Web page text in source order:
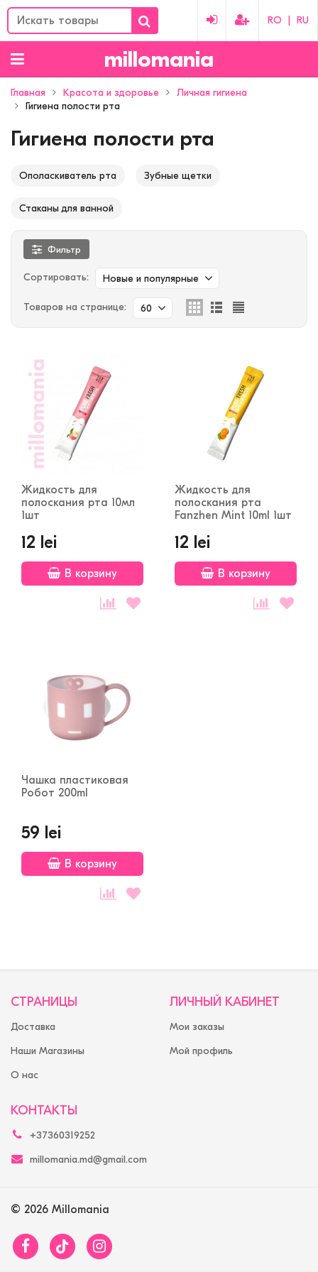
RO RU
millomania
Главная Красота и здоровье
Личная гигиена
Гигиена полости рта
Гигиена полости рта
Ополаскиватель рта Зубные щетки
Стаканы для ванной
Фильтр
Сортировать: Новые и популярные
Товаров на странице: 60
Жидкость для
полоскания рта 10мл
1шт
12 lei
В корзину
Жидкость для
полоскания рта
Fanzhen Mint 10ml 1шт
12 lei
В корзину
Чашка пластиковая
Робот 200ml
59 lei
В корзину
СТРАНИЦЫ
Доставка
Наши Магазины
О нас
ЛИЧНЫЙ КАБИНЕТ
Мои заказы
Мой профиль
КОНТАКТЫ
+37360319252
millomania.md@gmail.com
© 2026 Millomania